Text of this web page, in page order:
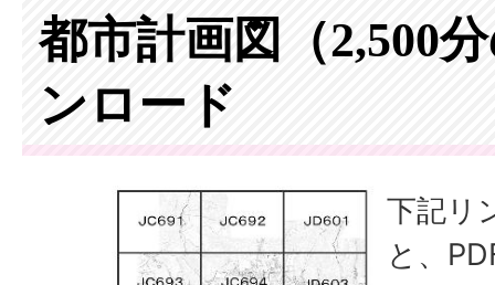
都市計画図（2,500
ンロード
下記リ
と、